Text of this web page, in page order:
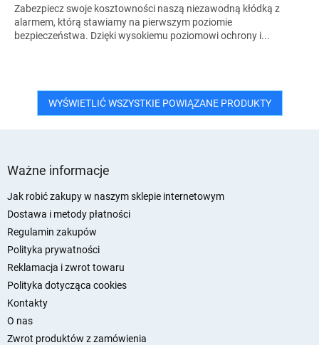
Zabezpiecz swoje kosztowności naszą niezawodną kłódką z
alarmem, którą stawiamy na pierwszym poziomie
bezpieczeństwa. Dzięki wysokiemu poziomowi ochrony i...
WYŚWIETLIĆ WSZYSTKIE POWIĄZANE PRODUKTY
Ważne informacje
Jak robić zakupy w naszym sklepie internetowym
Dostawa i metody płatności
Regulamin zakupów
Polityka prywatności
Reklamacja i zwrot towaru
Polityka dotycząca cookies
Kontakty
O nas
Zwrot produktów z zamówienia